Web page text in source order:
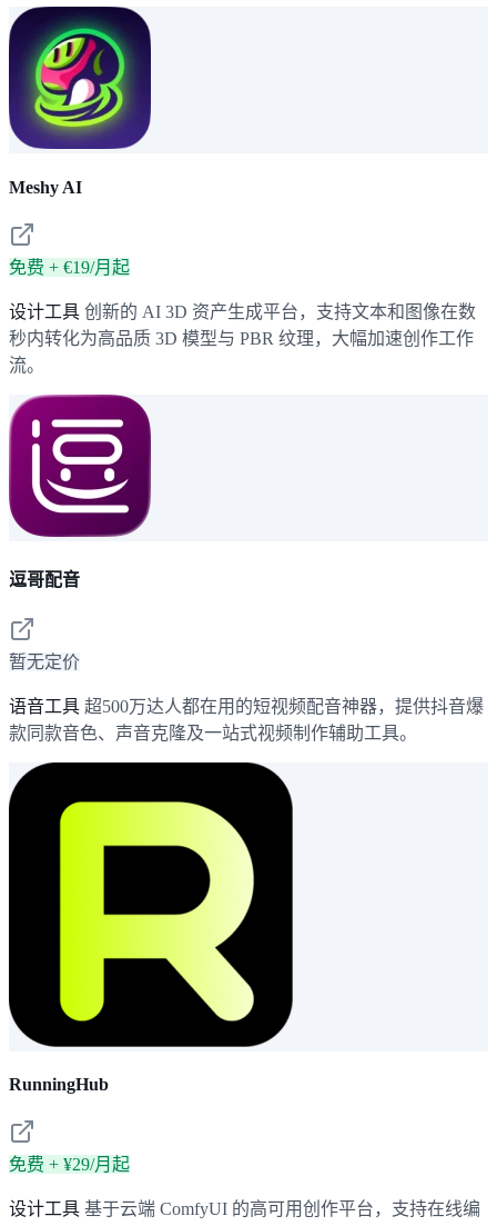
Meshy AI
免费 + €19/月起
设计工具 创新的 AI 3D 资产生成平台，支持文本和图像在数
秒内转化为高品质 3D 模型与 PBR 纹理，大幅加速创作工作
流。
逗哥配音
暂无定价
语音工具 超500万达人都在用的短视频配音神器，提供抖音爆
款同款音色、声音克隆及一站式视频制作辅助工具。
RunningHub
免费 + ¥29/月起
设计工具 基于云端 ComfyUI 的高可用创作平台，支持在线编